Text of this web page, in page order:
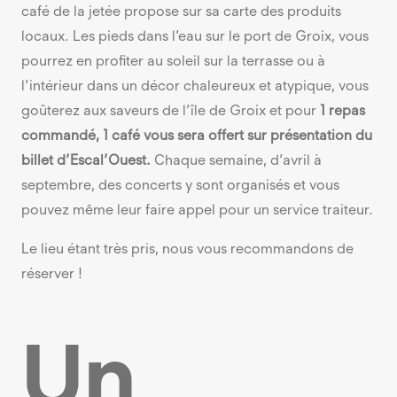
café de la jetée propose sur sa carte des produits
locaux. Les pieds dans l’eau sur le port de Groix, vous
pourrez en profiter au soleil sur la terrasse ou à
l’intérieur dans un décor chaleureux et atypique, vous
goûterez aux saveurs de l’île de Groix et pour 1 repas
commandé, 1 café vous sera offert sur présentation du
billet d’Escal’Ouest. Chaque semaine, d’avril à
septembre, des concerts y sont organisés et vous
pouvez même leur faire appel pour un service traiteur.
Le lieu étant très pris, nous vous recommandons de
réserver !
Un